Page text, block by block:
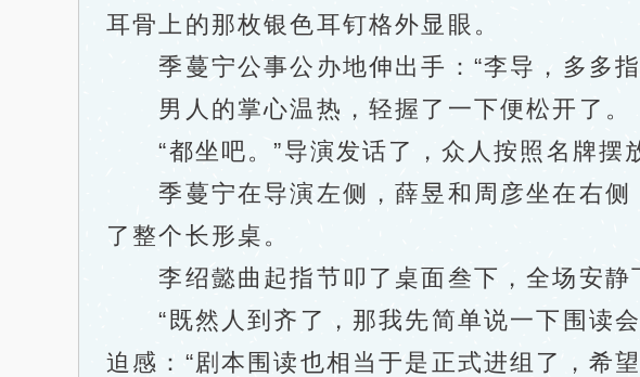
耳骨上的那枚银色耳钉格外显眼。
季蔓宁公事公办地伸出手：“李导，多多指
男人的掌心温热，轻握了一下便松开了。
“都坐吧。”导演发话了，众人按照名牌摆
季蔓宁在导演左侧，薛昱和周彦坐在右侧
了整个长形桌。
李绍懿曲起指节叩了桌面叁下，全场安静
“既然人到齐了，那我先简单说一下围读会
迫感：“剧本围读也相当于是正式进组了，希